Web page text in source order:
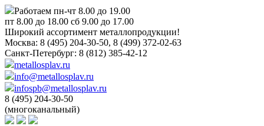
Работаем пн-чт 8.00 до 19.00
пт 8.00 до 18.00 сб 9.00 до 17.00
Широкий ассортимент металлопродукции!
Москва: 8 (495) 204-30-50, 8 (499) 372-02-63
Санкт-Петербург: 8 (812) 385-42-12
metallosplav.ru
info@metallosplav.ru
infospb@metallosplav.ru
8 (495) 204-30-50
(многоканальный)